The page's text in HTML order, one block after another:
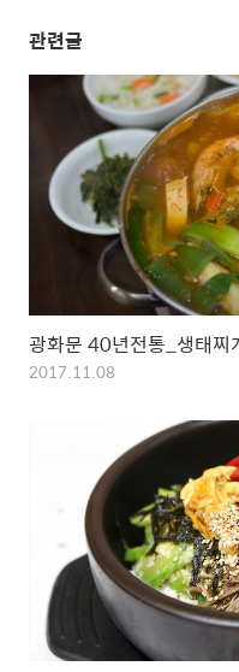
관련글
2017.11.08